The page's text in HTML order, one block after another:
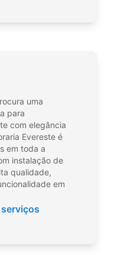
uma
para
com elegância
Evereste é
em toda a
instalação de
qualidade,
em